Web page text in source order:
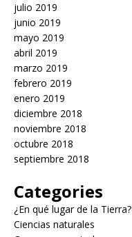
julio 2019
junio 2019
mayo 2019
abril 2019
marzo 2019
febrero 2019
enero 2019
diciembre 2018
noviembre 2018
octubre 2018
septiembre 2018
Categories
¿En qué lugar de la Tierra?
Ciencias naturales